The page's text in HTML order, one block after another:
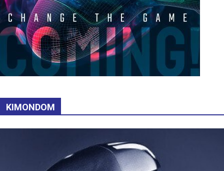
KIMONDOM